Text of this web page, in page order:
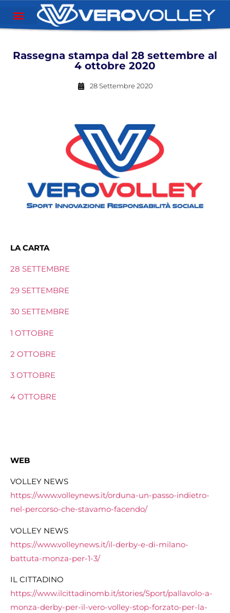
Rassegna stampa dal 28 settembre al
4 ottobre 2020
28 Settembre 2020
LA CARTA
28 SETTEMBRE
29 SETTEMBRE
30 SETTEMBRE
1 OTTOBRE
2 OTTOBRE
3 OTTOBRE
4 OTTOBRE
WEB
VOLLEY NEWS
https://www.volleynews.it/orduna-un-passo-indietro-
nel-percorso-che-stavamo-facendo/
VOLLEY NEWS
https://www.volleynews.it/il-derby-e-di-milano-
battuta-monza-per-1-3/
IL CITTADINO
https://www.ilcittadinomb.it/stories/Sport/pallavolo-a-
monza-derby-per-il-vero-volley-stop-forzato-per-la-